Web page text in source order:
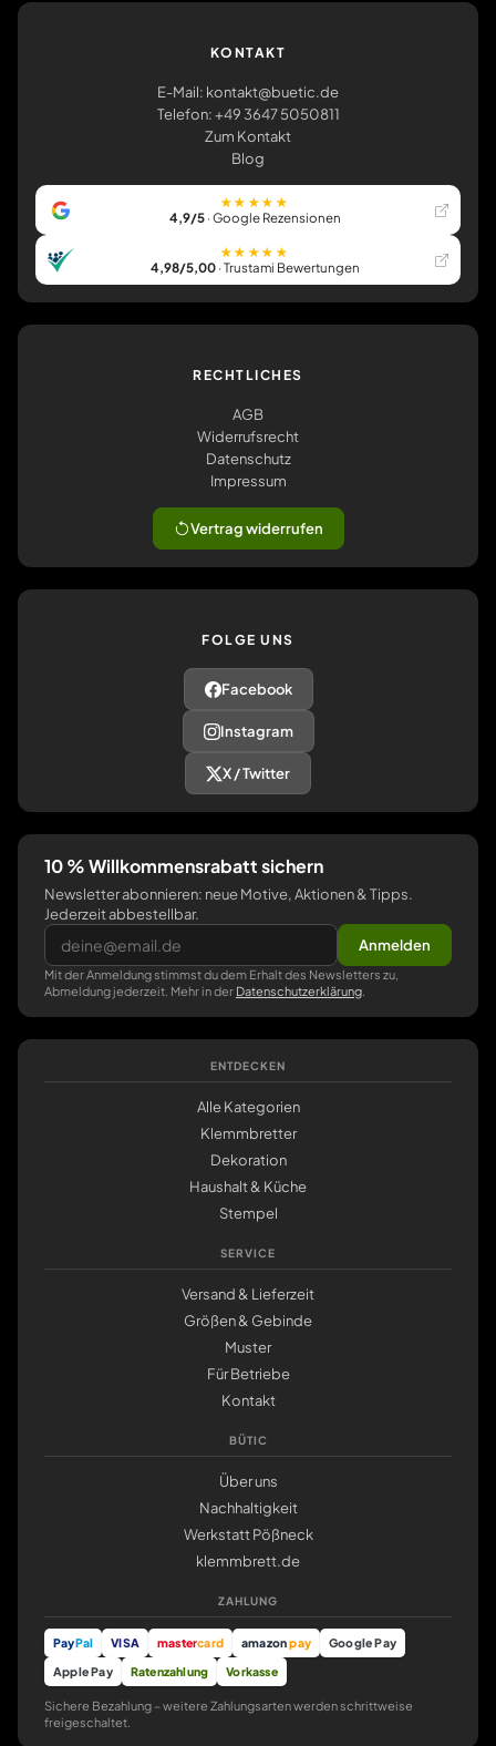
KONTAKT
E-Mail: kontakt@buetic.de
Telefon: +49 3647 5050811
Zum Kontakt
Blog
★★★★★
4,9/5· Google Rezensionen
★★★★★
4,98/5,00· Trustami Bewertungen
RECHTLICHES
AGB
Widerrufsrecht
Datenschutz
Impressum
Vertrag widerrufen
FOLGE UNS
Facebook
Instagram
X / Twitter
10 % Willkommensrabatt sichern
Newsletter abonnieren: neue Motive, Aktionen & Tipps.
Jederzeit abbestellbar.
Anmelden
Mit der Anmeldung stimmst du dem Erhalt des Newsletters zu,
Abmeldung jederzeit. Mehr in der Datenschutzerklärung
ENTDECKEN
Alle Kategorien
Klemmbretter
Dekoration
Haushalt & Küche
Stempel
SERVICE
Versand & Lieferzeit
Größen & Gebinde
Muster
Für Betriebe
Kontakt
BÜTIC
Über uns
Nachhaltigkeit
Werkstatt Pößneck
klemmbrett.de
ZAHLUNG
PayPal VISA mastercard amazonpay
Google Pay
Apple Pay
Ratenzahlung Vorkasse
Sichere Bezahlung – weitere Zahlungsarten werden schrittweise
freigeschaltet.